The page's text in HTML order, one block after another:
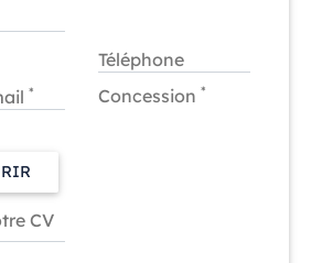
*
Téléphone
Concession*